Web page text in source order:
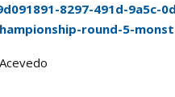
8297-491d-9a5c-
round-5-